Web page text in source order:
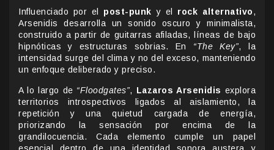
Influenciado por el post-punk y el rock alternativo,
Arsenidis desarrolla un sonido oscuro y minimalista,
construido a partir de guitarras afiladas, líneas de bajo
hipnóticas y estructuras sobrias. En “The Key”, la
intensidad surge del clima y no del exceso, manteniendo
un enfoque deliberado y preciso.
A lo largo de “Floodgates”, Lazaros Arsenidis explora
territorios introspectivos ligados al aislamiento, la
repetición y una quietud cargada de energía,
priorizando la sensación por encima de la
grandilocuencia. Cada elemento cumple un papel
esencial dentro de una identidad sonora austera y